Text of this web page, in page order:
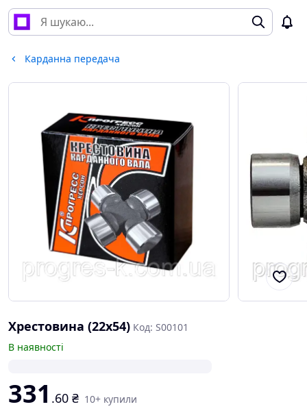
Карданна передача
Хрестовина (22х54) Код: S00101
В наявності
331 .60 ₴ 10+ купили